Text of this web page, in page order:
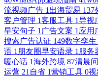
流视频广告 1 出海贸易 137
客户管理 1客服工具 1导视
早安句子 1 广告文案 1 应用
搜索广告认证 149数字孪生
语 1 朋友圈早安语录 1 服务
暖心话 1海外跨境 87清晨
运营 21 自省 1营销工具 0视